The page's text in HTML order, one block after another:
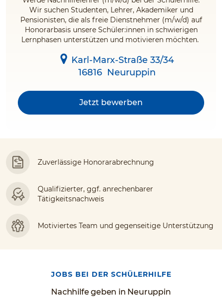
Wir suchen Studenten, Lehrer, Akademiker und
Pensionisten, die als freie Dienstnehmer (m/w/d) auf
Honorarbasis unsere Schüler:innen in schwierigen
Lernphasen unterstützen und motivieren möchten.
Karl-Marx-Straße 33/34
16816 Neuruppin
Jetzt bewerben
Zuverlässige Honorarabrechnung
Qualifizierter, ggf. anrechenbarer
Tätigkeitsnachweis
Motiviertes Team und gegenseitige Unterstützung
JOBS BEI DER SCHÜLERHILFE
Nachhilfe geben in Neuruppin